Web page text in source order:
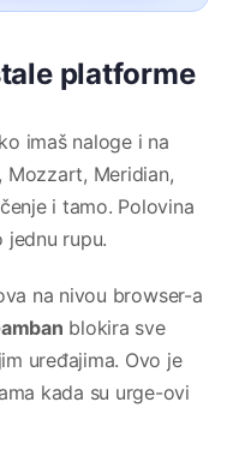
platforme
imaš naloge i na
Meridian,
i tamo. Polovina
jednu rupu.
na nivou browser-a
blokira sve
uređajima. Ovo je
kada su urge-ovi